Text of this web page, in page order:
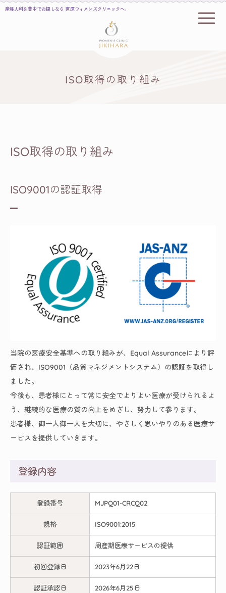
産婦人科を豊中でお探しなら 直原ウィメンズクリニックへ。
ISO取得の取り組み
ISO取得の取り組み
ISO9001の認証取得
当院の医療安全基準への取り組みが、Equal Assuranceにより評
価され、ISO9001（品質マネジメントシステム）の認証を取得し
ました。
今後も、患者様にとって常に安全でよりよい医療が受けられるよ
う、継続的な医療の質の向上をめざし、努力して参ります。
患者様、御一人御一人を大切に、やさしく思いやりのある医療サ
ービスを提供していきます。
登録内容
登録番号 MJPQ01-CRCQ02
規格 ISO9001:2015
認証範囲 周産期医療サービスの提供
初回登録日 2023年6月22日
認証承認日 2026年6月25日